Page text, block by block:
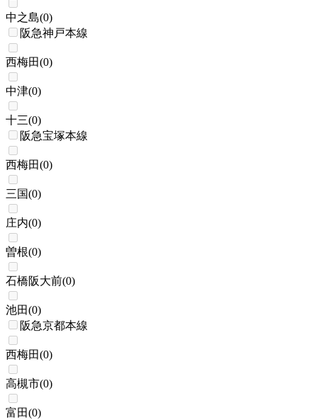
中之島(0)
阪急神戸本線
西梅田(0)
中津(0)
十三(0)
阪急宝塚本線
西梅田(0)
三国(0)
庄内(0)
曽根(0)
石橋阪大前(0)
池田(0)
阪急京都本線
西梅田(0)
高槻市(0)
富田(0)